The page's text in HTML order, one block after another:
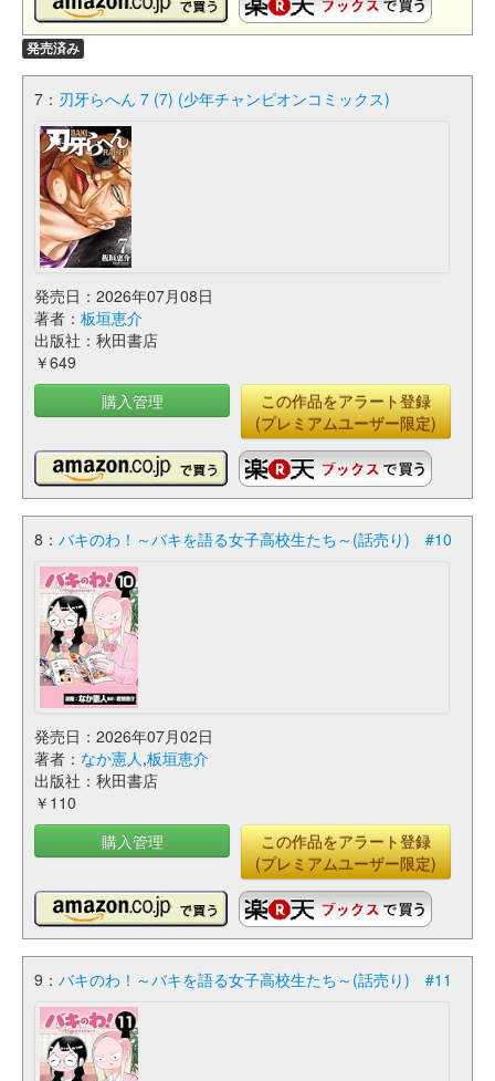
発売済み
7： 刃牙らへん 7 (7) (少年チャンピオンコミックス)
発売日：2026年07月08日
著者： 板垣恵介
出版社：秋田書店
￥649
購入管理
この作品をアラート登録
(プレミアムユーザー限定)
8： バキのわ！～バキを語る女子高校生たち～(話売り) #10
発売日：2026年07月02日
著者： なか憲人,板垣恵介
出版社：秋田書店
￥110
購入管理
この作品をアラート登録
(プレミアムユーザー限定)
9： バキのわ！～バキを語る女子高校生たち～(話売り) #11